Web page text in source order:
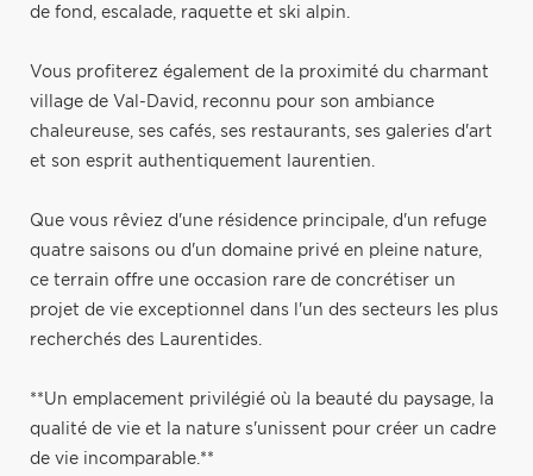
de fond, escalade, raquette et ski alpin.
Vous profiterez également de la proximité du charmant
village de Val-David, reconnu pour son ambiance
chaleureuse, ses cafés, ses restaurants, ses galeries d'art
et son esprit authentiquement laurentien.
Que vous rêviez d'une résidence principale, d'un refuge
quatre saisons ou d'un domaine privé en pleine nature,
ce terrain offre une occasion rare de concrétiser un
projet de vie exceptionnel dans l'un des secteurs les plus
recherchés des Laurentides.
**Un emplacement privilégié où la beauté du paysage, la
qualité de vie et la nature s'unissent pour créer un cadre
de vie incomparable.**